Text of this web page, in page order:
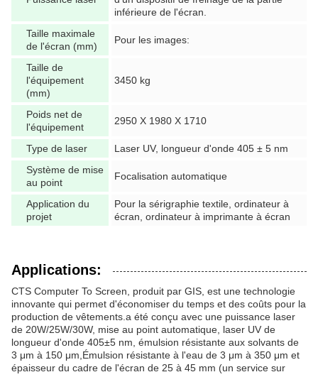
inférieure de l'écran.
Taille maximale
de l'écran (mm)
Pour les images:
Taille de
l'équipement
(mm)
3450 kg
Poids net de
l'équipement
2950 X 1980 X 1710
Type de laser
Laser UV, longueur d'onde 405 ± 5 nm
Système de mise
au point
Focalisation automatique
Application du
projet
Pour la sérigraphie textile, ordinateur à
écran, ordinateur à imprimante à écran
Applications:
CTS Computer To Screen, produit par GIS, est une technologie
innovante qui permet d'économiser du temps et des coûts pour la
production de vêtements.a été conçu avec une puissance laser
de 20W/25W/30W, mise au point automatique, laser UV de
longueur d'onde 405±5 nm, émulsion résistante aux solvants de
3 μm à 150 μm,Émulsion résistante à l'eau de 3 μm à 350 μm et
épaisseur du cadre de l'écran de 25 à 45 mm (un service sur